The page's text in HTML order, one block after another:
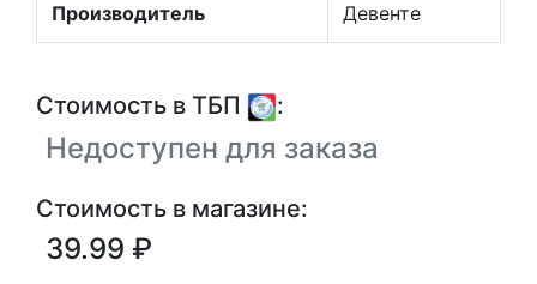
Производитель Девенте
Стоимость в ТБП :
Недоступен для заказа
Стоимость в магазине:
39.99 ₽